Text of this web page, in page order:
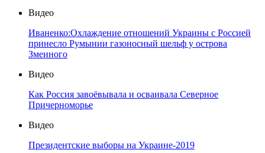
Видео
Иваненко:Охлаждение отношений Украины с Россией
принесло Румынии газоносный шельф у острова
Змеиного
Видео
Как Россия завоёвывала и осваивала Северное
Причерноморье
Видео
Президентские выборы на Украине-2019